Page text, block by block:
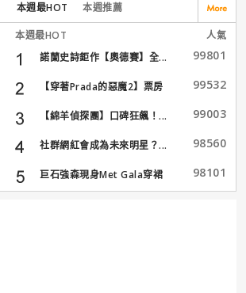
本週最HOT 本週推薦
本週最HOT
人氣
諾蘭史詩鉅作【奧德賽】全...
99801
【穿著Prada的惡魔2】票房
99532
【綿羊偵探團】口碑狂飆！... 99003
社群網紅會成為未來明星？... 98560
巨石強森現身Met Gala穿裙
子...
98101